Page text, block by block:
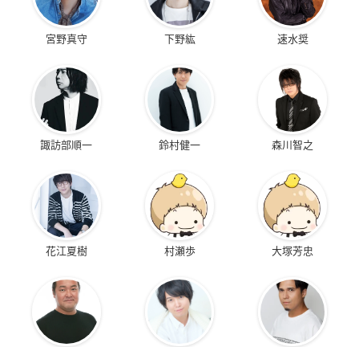
宮野真守 下野紘 速水奨
諏訪部順一 鈴村健一 森川智之
花江夏樹 村瀬歩 大塚芳忠